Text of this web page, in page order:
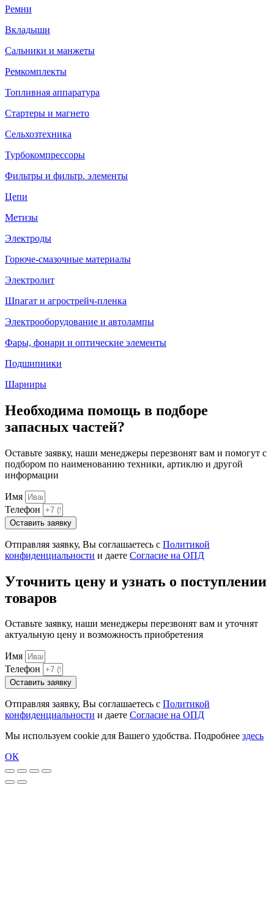
Ремни
Вкладыши
Сальники и манжеты
Ремкомплекты
Топливная аппаратура
Стартеры и магнето
Сельхозтехника
Турбокомпрессоры
Фильтры и фильтр. элементы
Цепи
Метизы
Электроды
Горюче-смазочные материалы
Электролит
Шпагат и агрострейч-пленка
Электрооборудование и автолампы
Фары, фонари и оптические элементы
Подшипники
Шарниры
Необходима помощь в подборе
запасных частей?
Оставьте заявку, наши менеджеры перезвонят вам и помогут с
подбором по наименованию техники, артиклю и другой
информации
Имя
Телефон
Оставить заявку
Отправляя заявку, Вы соглашаетесь с Политикой
конфиденциальности и даете Согласие на ОПД
Уточнить цену и узнать о поступлении
товаров
Оставьте заявку, наши менеджеры перезвонят вам и уточнят
актуальную цену и возможность приобретения
Имя
Телефон
Оставить заявку
Отправляя заявку, Вы соглашаетесь с Политикой
конфиденциальности и даете Согласие на ОПД
Мы используем cookie для Вашего удобства. Подробнее здесь
ОК